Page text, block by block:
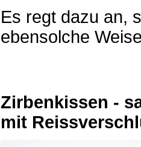
Es regt dazu an,
ebensolche
Zirbenkissen -
mit